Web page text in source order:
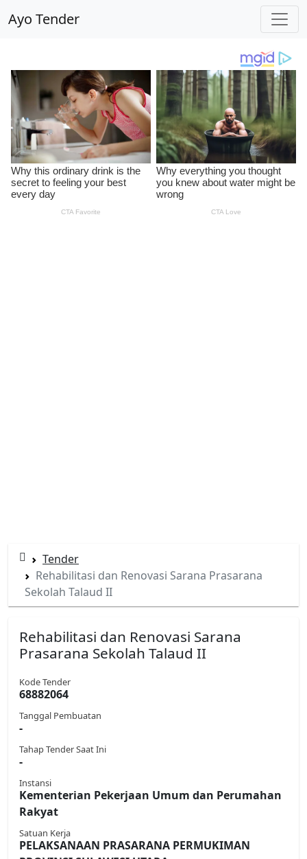
Ayo Tender
Tender
Rehabilitasi dan Renovasi Sarana Prasarana
Sekolah Talaud II
Rehabilitasi dan Renovasi Sarana
Prasarana Sekolah Talaud II
Kode Tender
68882064
Tanggal Pembuatan
-
Tahap Tender Saat Ini
-
Instansi
Kementerian Pekerjaan Umum dan Perumahan
Rakyat
Satuan Kerja
PELAKSANAAN PRASARANA PERMUKIMAN